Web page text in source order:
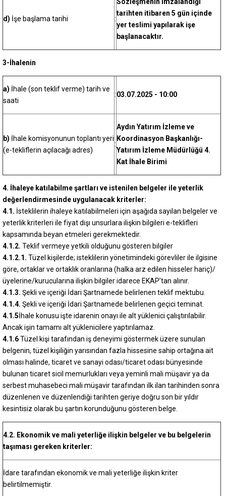
d) İşe başlama tarihi :
tarihten itibaren 5 gün içinde
yer teslimi yapılarak işe
başlanacaktır.
3-İhalenin
a) İhale (son teklif verme) tarih ve
saati
:03.07.2025 - 10:00
b) İhale komisyonunun toplantı yeri
(e-tekliflerin açılacağı adres)
:
Aydın Yatırım İzleme ve
Koordinasyon Başkanlığı-
Yatırım İzleme Müdürlüğü 4.
Kat İhale Birimi
4. İhaleye katılabilme şartları ve istenilen belgeler ile yeterlik
değerlendirmesinde uygulanacak kriterler:
4.1. İsteklilerin ihaleye katılabilmeleri için aşağıda sayılan belgeler ve
yeterlik kriterleri ile fiyat dışı unsurlara ilişkin bilgileri e-teklifleri
kapsamında beyan etmeleri gerekmektedir.
4.1.2. Teklif vermeye yetkili olduğunu gösteren bilgiler
4.1.2.1. Tüzel kişilerde; isteklilerin yönetimindeki görevliler ile ilgisine
göre, ortaklar ve ortaklık oranlarına (halka arz edilen hisseler hariç)/
üyelerine/kurucularına ilişkin bilgiler idarece EKAP’tan alınır.
4.1.3. Şekli ve içeriği İdari Şartnamede belirlenen teklif mektubu.
4.1.4. Şekli ve içeriği İdari Şartnamede belirlenen geçici teminat.
4.1.5İhale konusu işte idarenin onayı ile alt yüklenici çalıştırılabilir.
Ancak işin tamamı alt yüklenicilere yaptırılamaz.
4.1.6Tüzel kişi tarafından iş deneyimi göstermek üzere sunulan
belgenin, tüzel kişiliğin yarısından fazla hissesine sahip ortağına ait
olması halinde, ticaret ve sanayi odası/ticaret odası bünyesinde
bulunan ticaret sicil memurlukları veya yeminli mali müşavir ya da
serbest muhasebeci mali müşavir tarafından ilk ilan tarihinden sonra
düzenlenen ve düzenlendiği tarihten geriye doğru son bir yıldır
kesintisiz olarak bu şartın korunduğunu gösteren belge.
4.2. Ekonomik ve mali yeterliğe ilişkin belgeler ve bu belgelerin
taşıması gereken kriterler:
İdare tarafından ekonomik ve mali yeterliğe ilişkin kriter
belirtilmemiştir.